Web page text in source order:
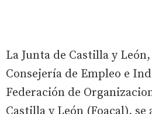
La Junta de Castilla y
Consejería de Empleo e
Federación de